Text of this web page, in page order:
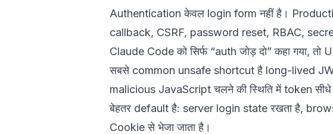
Authentication केवल login form नहीं है।
callback, CSRF, password reset, RBAC,
Claude Code को सिर्फ “auth जोड़ दो” कहा गया,
सबसे common unsafe shortcut है long-lived
malicious JavaScript चलने की स्थिति में token
बेहतर default है: server login state रखता है,
Cookie से भेजा जाता है।